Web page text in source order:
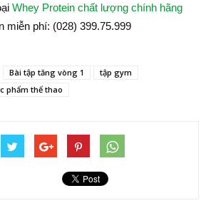
Whey Protein chất lượng chính hãng
miễn phí: (028) 399.75.999
Bài tập tăng vòng 1
tập gym
phẩm thể thao